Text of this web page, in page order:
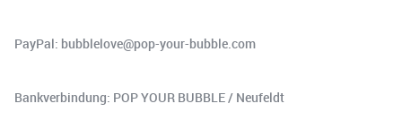
PayPal: bubblelove@pop-your-bubble.com
Bankverbindung: POP YOUR BUBBLE / Neufeldt